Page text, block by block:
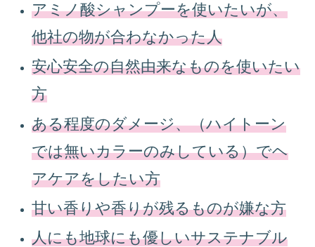
アミノ酸シャンプーを使いたいが、
他社の物が合わなかった人
安心安全の自然由来なものを使いたい
方
ある程度のダメージ、（ハイトーン
では無いカラーのみしている）でヘ
アケアをしたい方
甘い香りや香りが残るものが嫌な方
人にも地球にも優しいサステナブル